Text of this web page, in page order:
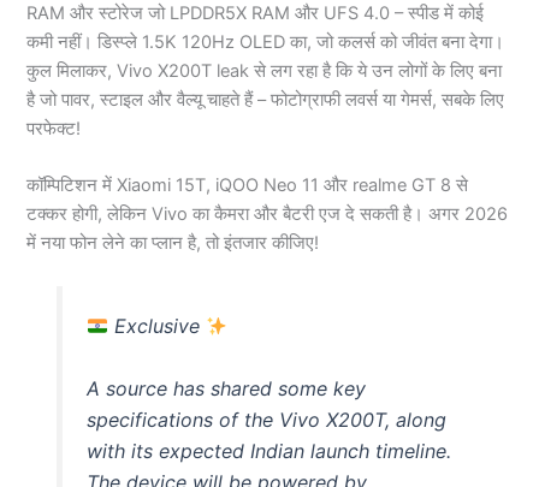
RAM और स्टोरेज जो LPDDR5X RAM और UFS 4.0 – स्पीड में कोई
कमी नहीं। डिस्प्ले 1.5K 120Hz OLED का, जो कलर्स को जीवंत बना देगा।
कुल मिलाकर, Vivo X200T leak से लग रहा है कि ये उन लोगों के लिए बना
है जो पावर, स्टाइल और वैल्यू चाहते हैं – फोटोग्राफी लवर्स या गेमर्स, सबके लिए
परफेक्ट!
कॉम्पिटिशन में Xiaomi 15T, iQOO Neo 11 और realme GT 8 से
टक्कर होगी, लेकिन Vivo का कैमरा और बैटरी एज दे सकती है। अगर 2026
में नया फोन लेने का प्लान है, तो इंतजार कीजिए!
Exclusive
A source has shared some key
specifications of the Vivo X200T, along
with its expected Indian launch timeline.
The device will be powered by